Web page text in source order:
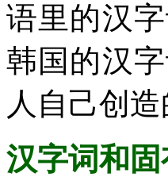
语里的汉
韩国的汉
人自己创
汉字词和